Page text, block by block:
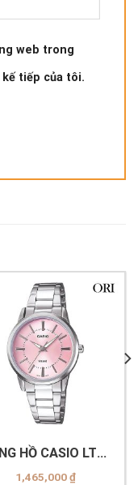
web trong
tiếp của tôi.
HỒ CASIO LTP-
1303D-4AVDF
1,465,000₫